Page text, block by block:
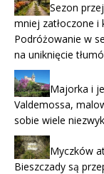
Sezon
mniej zatłoczone
Podróżowanie w
na uniknięcie
Majorka i
Valdemossa,
sobie wiele
Myczków
Bieszczady są